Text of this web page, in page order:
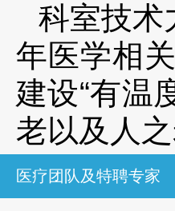
科室技术
年医学相
建设“有温
老以及人
医疗团队及特聘专家